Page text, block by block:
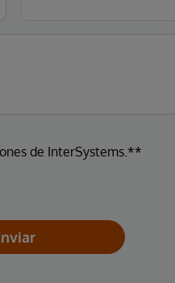
de InterSystems.**